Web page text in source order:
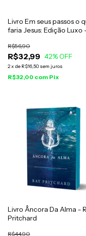
Livro Em seus passos o
faria Jesus: Edição Luxo
R$32,99
R$56,90
42% OFF
2x de R$16,50 sem juros
R$32,00 com Pix
Livro Âncora Da Alma -
Pritchard
R$44,90